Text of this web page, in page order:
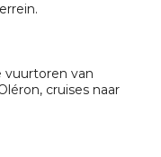
vuurtoren van
cruises naar